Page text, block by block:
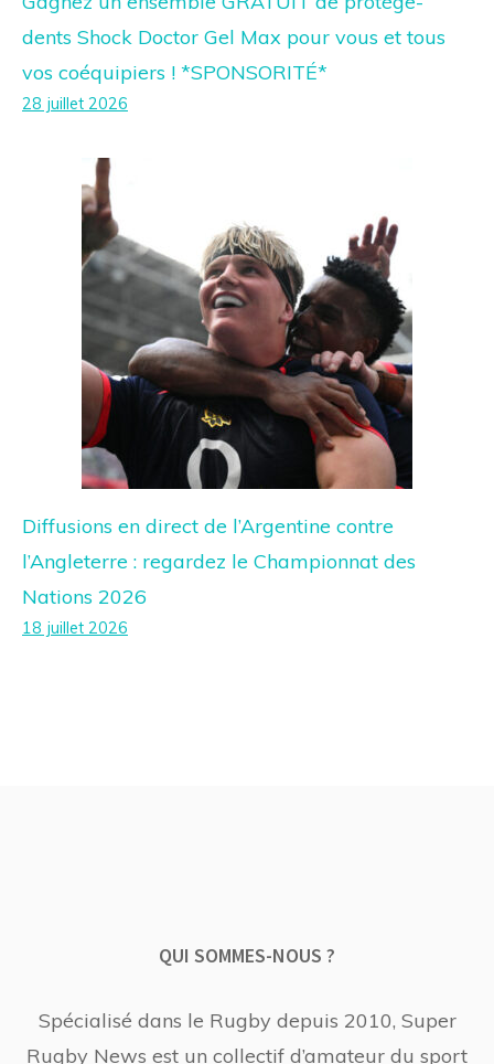
dents Shock Doctor Gel Max pour vous et tous
vos coéquipiers ! *SPONSORITÉ*
28 juillet 2026
Diffusions en direct de l’Argentine contre
l’Angleterre : regardez le Championnat des
Nations 2026
18 juillet 2026
QUI SOMMES-NOUS ?
Spécialisé dans le Rugby depuis 2010, Super
Rugby News est un collectif d’amateur du sport